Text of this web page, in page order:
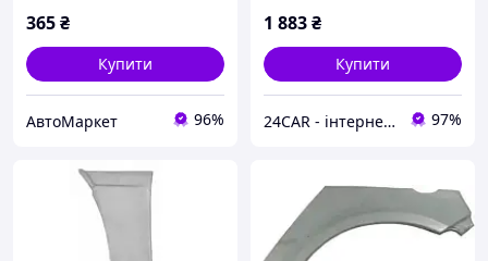
365₴
Купити
АвтоМаркет 96%
1 883₴
Купити
24CAR - інтернет магазин запчастин та аксесуарів 97%